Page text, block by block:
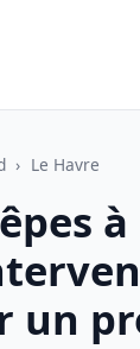
› Le Havre
à
un